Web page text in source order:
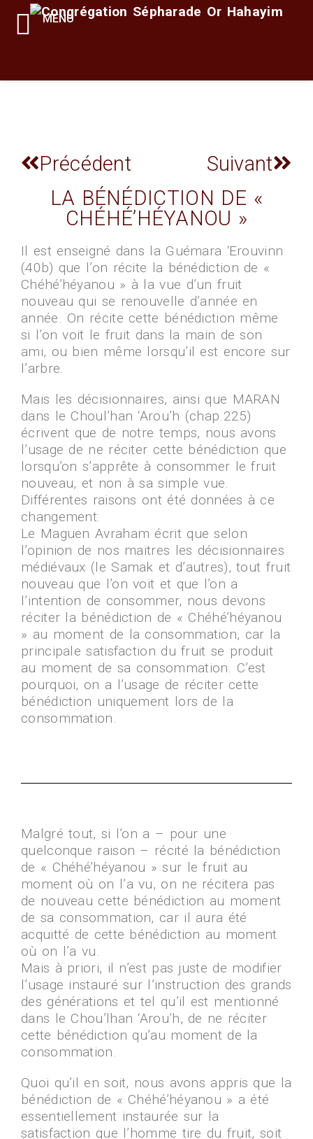
Précédent
Suivant
LA BÉNÉDICTION DE «
CHÉHÉ’HÉYANOU »
Il est enseigné dans la Guémara ‘Erouvinn
(40b) que l’on récite la bénédiction de «
Chéhé’héyanou » à la vue d’un fruit
nouveau qui se renouvelle d’année en
année. On récite cette bénédiction même
si l’on voit le fruit dans la main de son
ami, ou bien même lorsqu’il est encore sur
l’arbre.
Mais les décisionnaires, ainsi que MARAN
dans le Choul’han ‘Arou’h (chap.225)
écrivent que de notre temps, nous avons
l’usage de ne réciter cette bénédiction que
lorsqu’on s’apprête à consommer le fruit
nouveau, et non à sa simple vue.
Différentes raisons ont été données à ce
changement:
Le Maguen Avraham écrit que selon
l’opinion de nos maitres les décisionnaires
médiévaux (le Samak et d’autres), tout fruit
nouveau que l’on voit et que l’on a
l’intention de consommer, nous devons
réciter la bénédiction de « Chéhé’héyanou
» au moment de la consommation, car la
principale satisfaction du fruit se produit
au moment de sa consommation. C’est
pourquoi, on a l’usage de réciter cette
bénédiction uniquement lors de la
consommation.
Malgré tout, si l’on a – pour une
quelconque raison – récité la bénédiction
de « Chéhé’héyanou » sur le fruit au
moment où on l’a vu, on ne récitera pas
de nouveau cette bénédiction au moment
de sa consommation, car il aura été
acquitté de cette bénédiction au moment
où on l’a vu.
Mais à priori, il n’est pas juste de modifier
l’usage instauré sur l’instruction des grands
des générations et tel qu’il est mentionné
dans le Chou’lhan ‘Arou’h, de ne réciter
cette bénédiction qu’au moment de la
consommation.
Quoi qu’il en soit, nous avons appris que la
bénédiction de « Chéhé’héyanou » a été
essentiellement instaurée sur la
satisfaction que l’homme tire du fruit, soit
MENU